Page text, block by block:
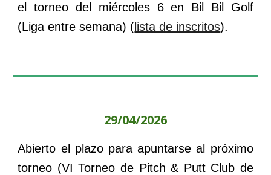
el torneo del miércoles 6en Bil Bil Golf
(Liga entre semana) ( lista de inscritos).
29/04/2026
Abierto el plazo para apuntarse al próximo
torneo (VI Torneo de Pitch & Putt Club de